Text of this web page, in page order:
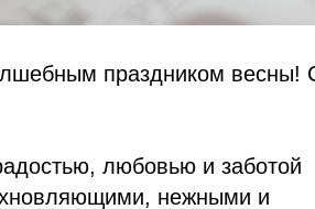
праздником весны!
любовью и заботой
нежными и